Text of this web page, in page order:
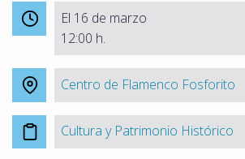
El 16 de marzo
12:00 h.
Centro de Flamenco Fosforito
Cultura y Patrimonio Histórico